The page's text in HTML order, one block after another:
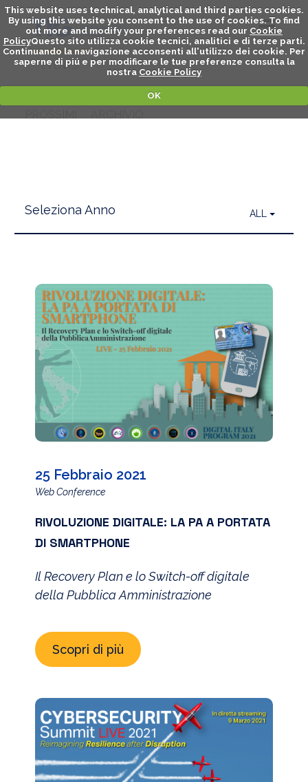
This website uses technical, analytical and third parties cookies.
By using this website you consent to the use of cookies. To find
out more and modify your preferences read our Cookie
PolicyQuesto sito utilizza cookie tecnici, analitici e di terze parti.
Continuando la navigazione acconsenti all'utilizzo dei cookie. Per
saperne di piú e per modificare le tue preferenze consulta la
nostra Cookie Policy
OK
EVENTS
DIGITAL EVENTS
Seleziona Anno ALL
25 Febbraio 2021
Web Conference
RIVOLUZIONE DIGITALE: LA PA A PORTATA
DI SMARTPHONE
Il Recovery Plan e lo Switch-off digitale
della Pubblica Amministrazione
Scopri di più